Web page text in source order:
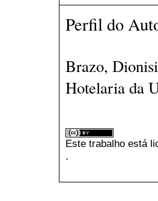
Perfil do
Brazo,
Hotelaria da
Este trabalho está
.